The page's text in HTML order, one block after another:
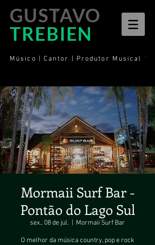
GUSTAVO
TREBIEN
Músico | Cantor | Produtor Musical
Mormaii Surf Bar -
Pontão do Lago Sul
sex., 08 de jul. Mormaii Surf Bar
O melhor da música country, pop e rock